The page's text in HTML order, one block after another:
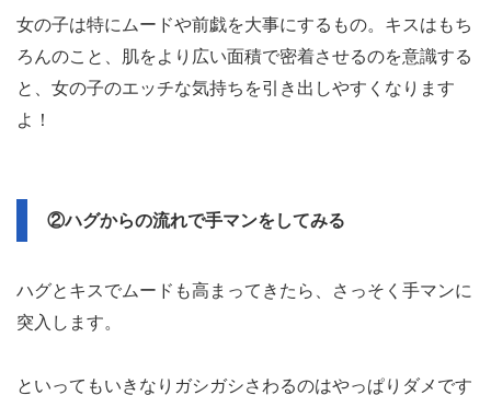
女の子は特にムードや前戯を大事にするもの。キスはもち
ろんのこと、肌をより広い面積で密着させるのを意識する
と、女の子のエッチな気持ちを引き出しやすくなります
よ！
②ハグからの流れで手マンをしてみる
ハグとキスでムードも高まってきたら、さっそく手マンに
突入します。
といってもいきなりガシガシさわるのはやっぱりダメです